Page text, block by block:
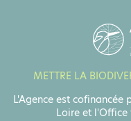
METTRE LA
L'Agence est cofinancée
Loire et